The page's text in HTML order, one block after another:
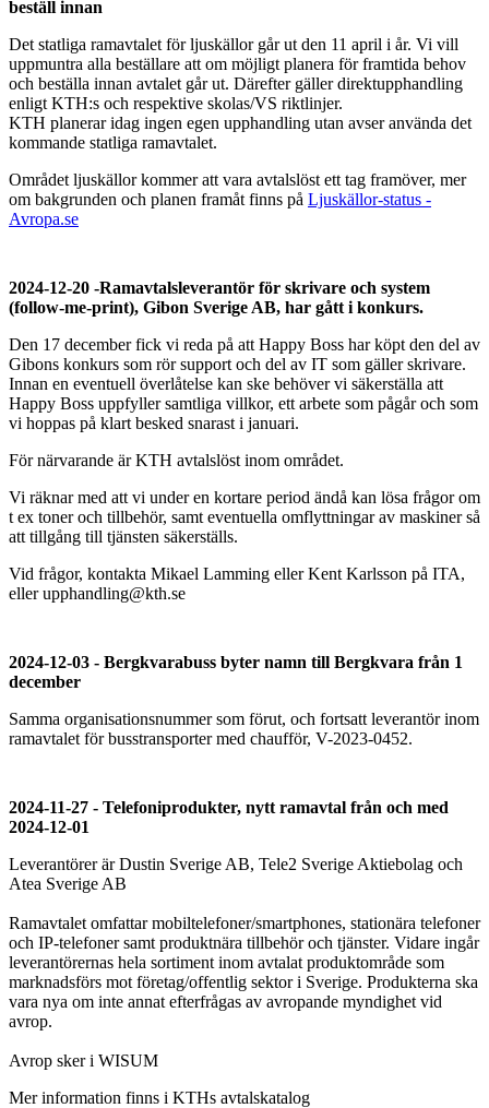
beställ innan
Det statliga ramavtalet för ljuskällor går ut den 11 april i år. Vi vill
uppmuntra alla beställare att om möjligt planera för framtida behov
och beställa innan avtalet går ut. Därefter gäller direktupphandling
enligt KTH:s och respektive skolas/VS riktlinjer.
KTH planerar idag ingen egen upphandling utan avser använda det
kommande statliga ramavtalet.
Området ljuskällor kommer att vara avtalslöst ett tag framöver, mer
om bakgrunden och planen framåt finns på Ljuskällor-status -
Avropa.se
2024-12-20 -Ramavtalsleverantör för skrivare och system
(follow-me-print), Gibon Sverige AB, har gått i konkurs.
Den 17 december fick vi reda på att Happy Boss har köpt den del av
Gibons konkurs som rör support och del av IT som gäller skrivare.
Innan en eventuell överlåtelse kan ske behöver vi säkerställa att
Happy Boss uppfyller samtliga villkor, ett arbete som pågår och som
vi hoppas på klart besked snarast i januari.
För närvarande är KTH avtalslöst inom området.
Vi räknar med att vi under en kortare period ändå kan lösa frågor om
t ex toner och tillbehör, samt eventuella omflyttningar av maskiner så
att tillgång till tjänsten säkerställs.
Vid frågor, kontakta Mikael Lamming eller Kent Karlsson på ITA,
eller upphandling@kth.se
2024-12-03 - Bergkvarabuss byter namn till Bergkvara från 1
december
Samma organisationsnummer som förut, och fortsatt leverantör inom
ramavtalet för busstransporter med chaufför, V-2023-0452.
2024-11-27 - Telefoniprodukter, nytt ramavtal från och med
2024-12-01
Leverantörer är Dustin Sverige AB, Tele2 Sverige Aktiebolag och
Atea Sverige AB
Ramavtalet omfattar mobiltelefoner/smartphones, stationära telefoner
och IP-telefoner samt produktnära tillbehör och tjänster. Vidare ingår
leverantörernas hela sortiment inom avtalat produktområde som
marknadsförs mot företag/offentlig sektor i Sverige. Produkterna ska
vara nya om inte annat efterfrågas av avropande myndighet vid
avrop.
Avrop sker i WISUM
Mer information finns i KTHs avtalskatalog